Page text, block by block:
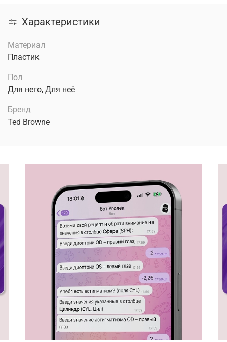
Характеристики
Материал
Пластик
Пол
Для него, Для неё
Бренд
Ted Browne